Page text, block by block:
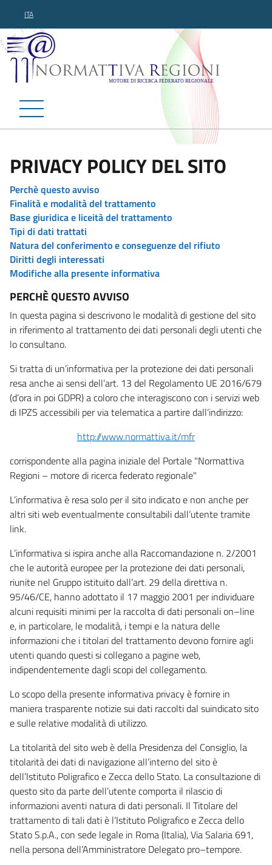
ITA
Normattiva Regioni -
PRIVACY POLICY DEL SITO
Perchè questo avviso
Finalità e modalità del trattamento
Base giuridica e liceità del trattamento
Tipi di dati trattati
Natura del conferimento e conseguenze del rifiuto
Diritti degli interessati
Modifiche alla presente informativa
PERCHÈ QUESTO AVVISO
In questa pagina si descrivono le modalità di gestione del sito
in riferimento al trattamento dei dati personali degli utenti che
lo consultano.
Si tratta di un’informativa per la protezione dei dati personali
resa anche ai sensi dell’art. 13 del Regolamento UE 2016/679
(d’ora in poi GDPR) a coloro che interagiscono con i servizi web
di IPZS accessibili per via telematica a partire dall’indirizzo:
http://www.normattiva.it/mfr
corrispondente alla pagina iniziale del Portale "Normattiva
Regioni – motore di ricerca federato regionale"
L’informativa è resa solo per il sito indicato e non anche per
altri siti web eventualmente consultabili dall’utente tramite
link.
L’informativa si ispira anche alla Raccomandazione n. 2/2001
che le autorità europee per la protezione dei dati personali,
riunite nel Gruppo istituito dall’art. 29 della direttiva n.
95/46/CE, hanno adottato il 17 maggio 2001 per individuare
alcuni requisiti minimi per la raccolta di dati personali on–line
e, in particolare, le modalità, i tempi e la natura delle
informazioni che i titolari del trattamento devono fornire agli
utenti quando questi si collegano a pagine web,
indipendentemente dagli scopi del collegamento.
Lo scopo della presente informativa privacy è fornire in
maniera trasparente notizie sui dati raccolti dal suindicato sito
e sulle relative modalità di utilizzo.
La titolarità del sito web è della Presidenza del Consiglio, la
titolarità dei dati di navigazione all’interno del sito è
dell’Istituto Poligrafico e Zecca dello Stato. La consultazione di
questo sito da parte dell’utente comporta il rilascio di
informazioni aventi natura di dati personali. Il Titolare del
trattamento di tali dati è l’Istituto Poligrafico e Zecca dello
Stato S.p.A., con sede legale in Roma (Italia), Via Salaria 691,
nella persona dell’Amministratore Delegato pro–tempore.